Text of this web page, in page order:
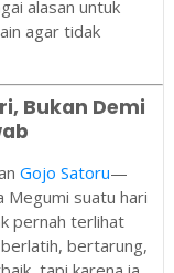
alasan untuk
agar tidak
Bukan Demi
Gojo Satoru—
suatu hari
pernah terlihat
bertarung,